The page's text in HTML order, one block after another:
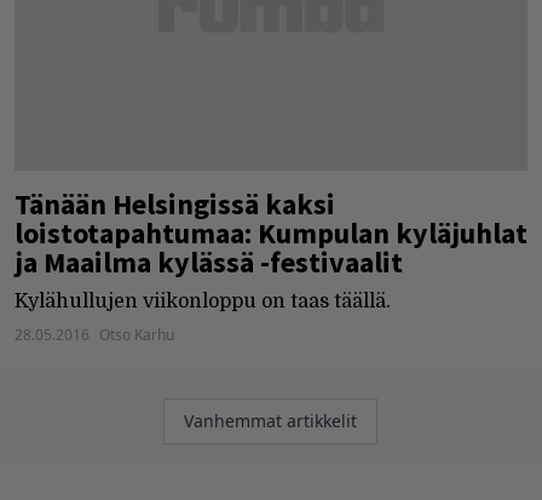
Tänään Helsingissä kaksi
loistotapahtumaa: Kumpulan kyläjuhlat
ja Maailma kylässä -festivaalit
Kylähullujen viikonloppu on taas täällä.
28.05.2016 Otso Karhu
Artikkelien
Vanhemmat artikkelit